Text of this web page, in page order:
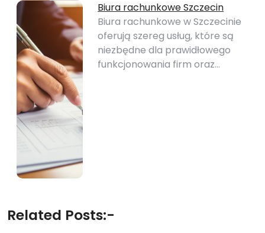
Biura rachunkowe Szczecin
Biura rachunkowe w Szczecinie
oferują szereg usług, które są
niezbędne dla prawidłowego
funkcjonowania firm oraz…
Related Posts:-